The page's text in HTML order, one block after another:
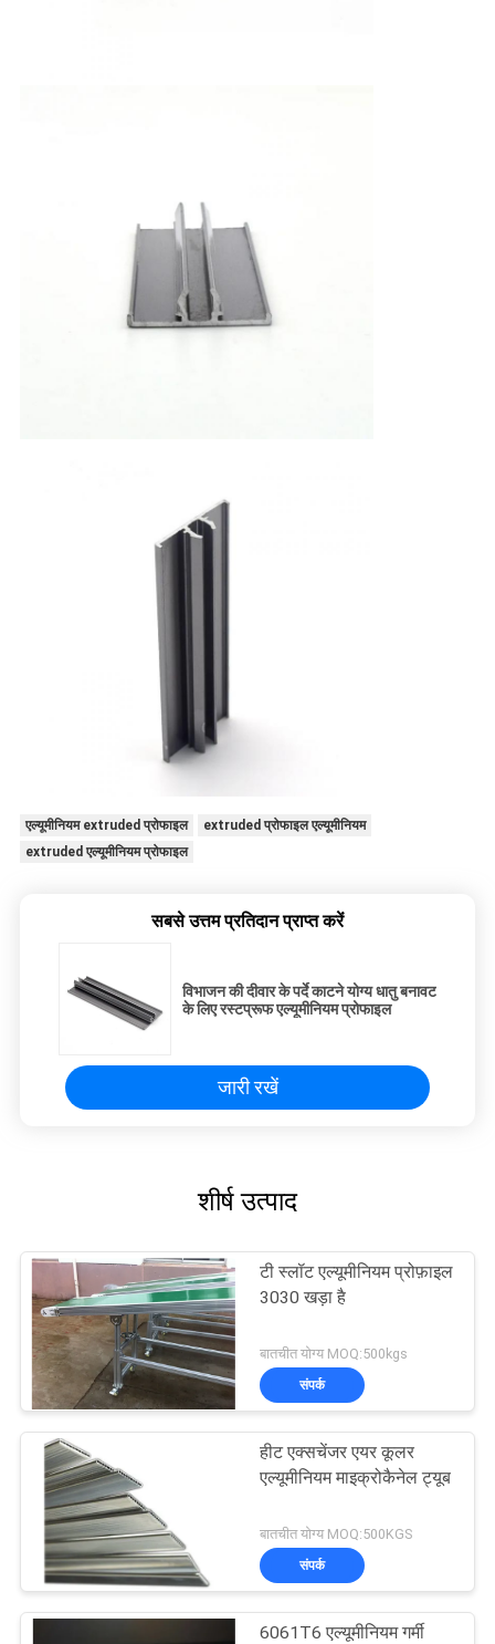
एल्यूमीनियम extruded प्रोफाइल
extruded प्रोफाइल एल्यूमीनियम
extruded एल्यूमीनियम प्रोफाइल
सबसे उत्तम प्रतिदान प्राप्त करें
विभाजन की दीवार के पर्दे काटने योग्य धातु बनावट
के लिए रस्टप्रूफ एल्यूमीनियम प्रोफाइल
जारी रखें
शीर्ष उत्पाद
टी स्लॉट एल्यूमीनियम प्रोफ़ाइल
3030 खड़ा है
बातचीत योग्य MOQ:500kgs
संपर्क
हीट एक्सचेंजर एयर कूलर
एल्यूमीनियम माइक्रोकैनेल ट्यूब
बातचीत योग्य MOQ:500KGS
संपर्क
6061T6 एल्यूमीनियम गर्मी